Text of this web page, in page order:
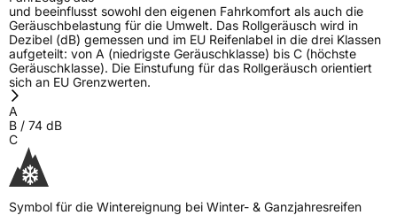
in der EU
608 Sunyard International Creative Center
1750 Jianghong Road Binjiang District
Hangzhou, zhaoye@enjoytyre.com
und beeinflusst sowohl den eigenen Fahrkomfort als auch die
Geräuschbelastung für die Umwelt. Das Rollgeräusch wird in
Dezibel (dB) gemessen und im EU Reifenlabel in die drei Klassen
aufgeteilt: von A (niedrigste Geräuschklasse) bis C (höchste
Geräuschklasse). Die Einstufung für das Rollgeräusch orientiert
sich an EU Grenzwerten.
A
B / 74 dB
C
Symbol für die Wintereignung bei Winter- & Ganzjahresreifen